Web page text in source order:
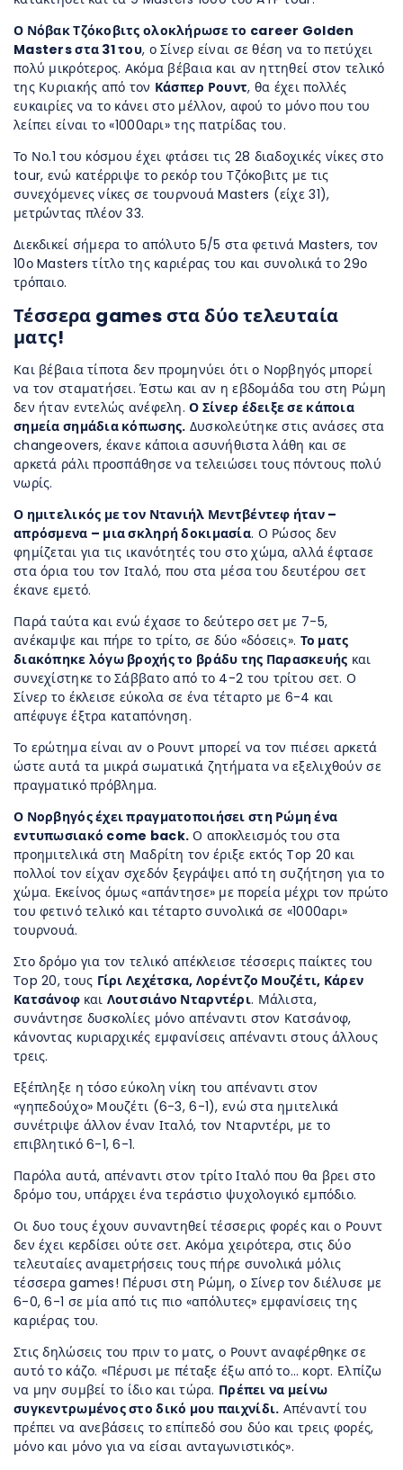
Ο Νόβακ Τζόκοβιτς ολοκλήρωσε το career Golden
Masters στα 31 του, ο Σίνερ είναι σε θέση να το πετύχει
πολύ μικρότερος. Ακόμα βέβαια και αν ηττηθεί στον τελικό
της Κυριακής από τον Κάσπερ Ρουντ, θα έχει πολλές
ευκαιρίες να το κάνει στο μέλλον, αφού το μόνο που του
λείπει είναι το «1000αρι» της πατρίδας του.
Το Νο.1 του κόσμου έχει φτάσει τις 28 διαδοχικές νίκες στο
tour, ενώ κατέρριψε το ρεκόρ του Τζόκοβιτς με τις
συνεχόμενες νίκες σε τουρνουά Masters (είχε 31),
μετρώντας πλέον 33.
Διεκδικεί σήμερα το απόλυτο 5/5 στα φετινά Masters, τον
10ο Masters τίτλο της καριέρας του και συνολικά το 29ο
τρόπαιο.
Τέσσερα games στα δύο τελευταία
ματς!
Και βέβαια τίποτα δεν προμηνύει ότι ο Νορβηγός μπορεί
να τον σταματήσει. Έστω και αν η εβδομάδα του στη Ρώμη
δεν ήταν εντελώς ανέφελη.Ο Σίνερ έδειξε σε κάποια
σημεία σημάδια κόπωσης. Δυσκολεύτηκε στις ανάσες στα
changeovers, έκανε κάποια ασυνήθιστα λάθη και σε
αρκετά ράλι προσπάθησε να τελειώσει τους πόντους πολύ
νωρίς.
Ο ημιτελικός με τον Ντανιήλ Μεντβέντεφ ήταν –
απρόσμενα – μια σκληρή δοκιμασία. Ο Ρώσος δεν
φημίζεται για τις ικανότητές του στο χώμα, αλλά έφτασε
στα όρια του τον Ιταλό, που στα μέσα του δευτέρου σετ
έκανε εμετό.
Παρά ταύτα και ενώ έχασε το δεύτερο σετ με 7-5,
ανέκαμψε και πήρε το τρίτο, σε δύο «δόσεις». Το ματς
διακόπηκε λόγω βροχής το βράδυ της Παρασκευής και
συνεχίστηκε το Σάββατο από το 4-2 του τρίτου σετ. Ο
Σίνερ το έκλεισε εύκολα σε ένα τέταρτο με 6-4 και
απέφυγε έξτρα καταπόνηση.
Το ερώτημα είναι αν ο Ρουντ μπορεί να τον πιέσει αρκετά
ώστε αυτά τα μικρά σωματικά ζητήματα να εξελιχθούν σε
πραγματικό πρόβλημα.
Ο Νορβηγός έχει πραγματοποιήσει στη Ρώμη ένα
εντυπωσιακό come back. Ο αποκλεισμός του στα
προημιτελικά στη Μαδρίτη τον έριξε εκτός Top 20 και
πολλοί τον είχαν σχεδόν ξεγράψει από τη συζήτηση για το
χώμα. Εκείνος όμως «απάντησε» με πορεία μέχρι τον πρώτο
του φετινό τελικό και τέταρτο συνολικά σε «1000αρι»
τουρνουά.
Στο δρόμο για τον τελικό απέκλεισε τέσσερις παίκτες του
Τop 20, τους Γίρι Λεχέτσκα, Λορέντζο Μουζέτι, Κάρεν
Κατσάνοφ και Λουτσιάνο Νταρντέρι. Μάλιστα,
συνάντησε δυσκολίες μόνο απέναντι στον Κατσάνοφ,
κάνοντας κυριαρχικές εμφανίσεις απέναντι στους άλλους
τρεις.
Εξέπληξε η τόσο εύκολη νίκη του απέναντι στον
«γηπεδούχο» Μουζέτι (6-3, 6-1), ενώ στα ημιτελικά
συνέτριψε άλλον έναν Ιταλό, τον Νταρντέρι, με το
επιβλητικό 6-1, 6-1.
Παρόλα αυτά, απέναντι στον τρίτο Ιταλό που θα βρει στο
δρόμο του, υπάρχει ένα τεράστιο ψυχολογικό εμπόδιο.
Οι δυο τους έχουν συναντηθεί τέσσερις φορές και ο Ρουντ
δεν έχει κερδίσει ούτε σετ. Ακόμα χειρότερα, στις δύο
τελευταίες αναμετρήσεις τους πήρε συνολικά μόλις
τέσσερα games! Πέρυσι στη Ρώμη, ο Σίνερ τον διέλυσε με
6-0, 6-1 σε μία από τις πιο «απόλυτες» εμφανίσεις της
καριέρας του.
Στις δηλώσεις του πριν το ματς, ο Ρουντ αναφέρθηκε σε
αυτό το κάζο. «Πέρυσι με πέταξε έξω από το… κορτ. Ελπίζω
να μην συμβεί το ίδιο και τώρα. Πρέπει να μείνω
συγκεντρωμένος στο δικό μου παιχνίδι. Απέναντί του
πρέπει να ανεβάσεις το επίπεδό σου δύο και τρεις φορές,
μόνο και μόνο για να είσαι ανταγωνιστικός».